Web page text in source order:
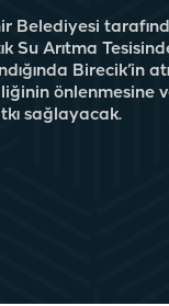
Belediyesi
Su Arıtma
Birecik’in
önlenmesine
sağlayacak.